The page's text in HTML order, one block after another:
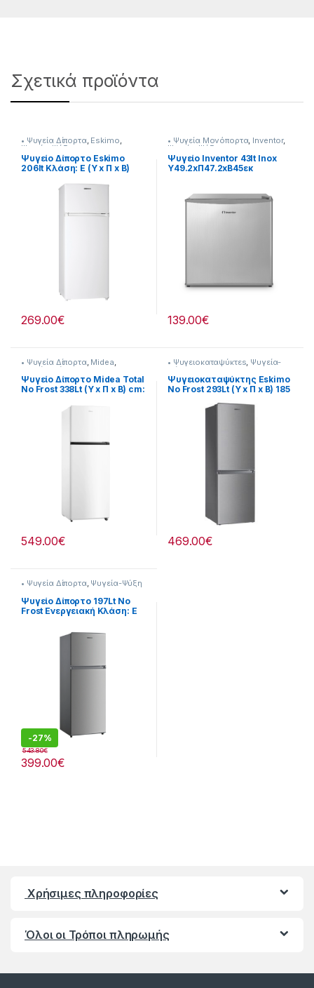
Σχετικά προϊόντα
• Ψυγεία Δίπορτα, Eskimo,
Ψυγεία-Ψύξη
Ψυγείο Δίπορτο Eskimo
206lt Κλάση: E (Υ x Π x Β)
[901182057]
269.00€
• Ψυγεία Μονόπορτα, Inventor,
Ψυγεία-Ψύξη
Ψυγείο Inventor 43lt Inox
Υ49.2xΠ47.2xΒ45εκ
139.00€
• Ψυγεία Δίπορτα, Midea
Ψυγεία-Ψύξη
Ψυγείο Δίπορτο Midea Total
No Frost 338Lt (Υ x Π x Β) cm:
[901182043]
549.00€
• Ψυγειοκαταψύκτεs Ψυγεία-
Ψύξη
Ψυγειοκαταψύκτης Eskimo
No Frost 293Lt (Υ x Π x B) 185
469.00€
• Ψυγεία Δίπορτα, Ψυγεία-Ψύξη
Ψυγείο Δίπορτο 197Lt No
Frost Ενεργειακή Κλάση: E
-27%
399.00€
543.80€
Χρήσιμες πληροφορίες
Όλοι οι Τρόποι πληρωμής